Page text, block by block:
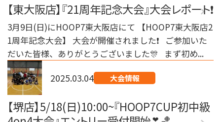
【東大阪店】『21周年記念大会』大会レポート❗
3月9日(日)にHOOP7東大阪店にて 【HOOP7東大阪店2
1周年記念大会】 大会が開催されました❗ ご参加いた
だいた皆様、ありがとうございました🎊 まず初め...
2025.03.04 大会情報
【堺店】5/18(日)10:00~『HOOP7CUP初中級